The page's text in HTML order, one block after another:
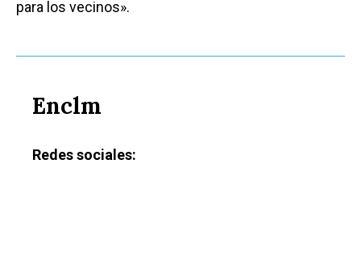
para los vecinos».
Enclm
Redes sociales: